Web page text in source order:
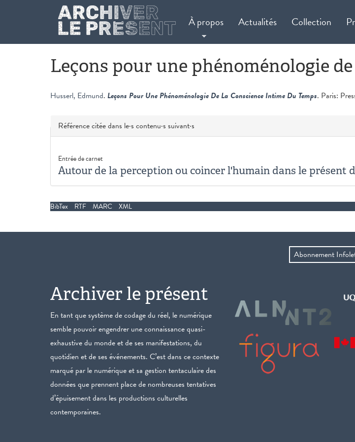
Aller au contenu principal
À propos Actualités Collection
Leçons pour une phénoménologie
Husserl, Edmund. Leçons Pour Une Phénoménologie De La Conscience Intime Du Temps. Paris:
Masquer
Référence citée dans le·s contenu·s suivant·s
Entrée de carnet
Autour de la perception ou coincer l'humain dans le présent
BibTex RTF MARC XML
Abonnement
Archiver le présent
En tant que système de codage du réel, le numérique
semble pouvoir engendrer une connaissance quasi-
exhaustive du monde et de ses manifestations, du
quotidien et de ses événements. C’est dans ce contexte
marqué par le numérique et sa gestion tentaculaire des
données que prennent place de nombreuses tentatives
d’épuisement dans les productions culturelles
contemporaines.